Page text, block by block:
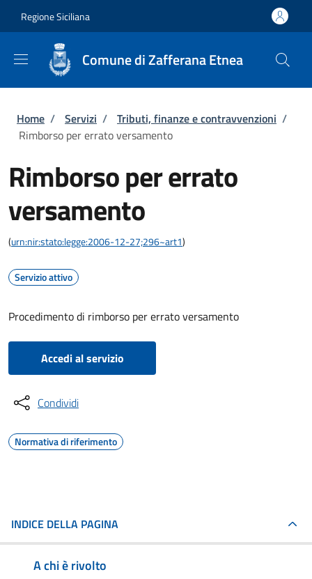
Regione Siciliana
Comune di Zafferana Etnea
Briciole di pane
Home / Servizi / Tributi, finanze e contravvenzioni /
Rimborso per errato versamento
Rimborso per errato
versamento
(urn:nir:stato:legge:2006-12-27;296~art1)
Servizio attivo
Procedimento di rimborso per errato versamento
Accedi al servizio
Condividi
Normativa di riferimento
INDICE DELLA PAGINA
A chi è rivolto